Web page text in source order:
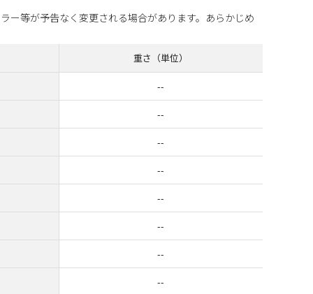
ー等が予告なく変更される場合があります。あらかじめ
重さ（単位）
--
--
--
--
--
--
--
--